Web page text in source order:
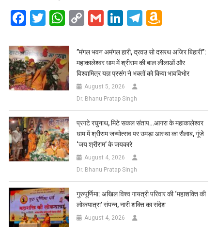
Facebook
Twitter
WhatsApp
CopyGmailLinkedIn
Telegram
List
​”मंगल भवन अमंगल हारी, द्रवउ सो दसरथ अजिर बिहारी”:
महाकालेश्वर धाम में श्रीराम की बाल लीलाओं और
विश्वामित्र यज्ञ प्रसंग ने भक्तों को किया भावविभोर
August 5, 2026
Dr. Bhanu Pratap Singh
प्रगटे रघुनाथ, मिटे सकल संताप…आगरा के महाकालेश्वर
धाम में श्रीराम जन्मोत्सव पर उमड़ा आस्था का सैलाब, गूंजे
‘जय श्रीराम’ के जयकारे
August 4, 2026
Dr. Bhanu Pratap Singh
गुरुपूर्णिमा: अखिल विश्व गायत्री परिवार की ‘महाशक्ति की
लोकयात्रा’ संपन्न, नारी शक्ति का संदेश
August 4, 2026